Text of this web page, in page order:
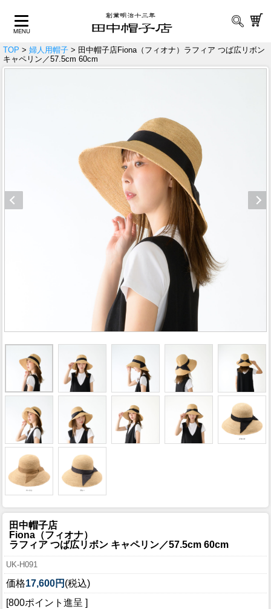
TOP > 婦人用帽子 > 田中帽子店Fiona（フィオナ）ラフィア つば広リボン
キャペリン／57.5cm 60cm
田中帽子店
Fiona（フィオナ）
ラフィア つば広リボン キャペリン／57.5cm 60cm
UK-H091
価格17,600円 (税込)
[800ポイント進呈 ]